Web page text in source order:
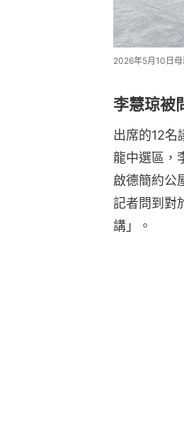
2026年5月10日母
李慧琼被
出席的12名
龍中選區，
啟德簡約公
記者問到對
講」。